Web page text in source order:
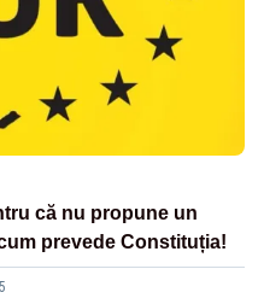
că nu propune un
prevede Constituția!